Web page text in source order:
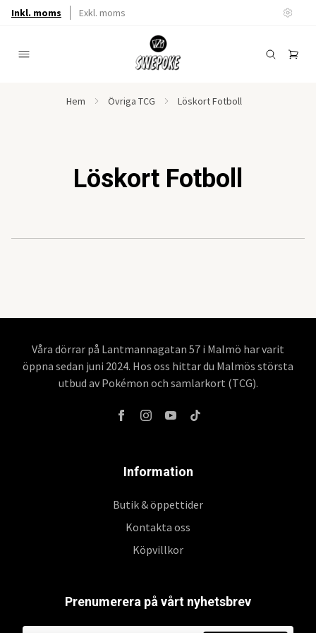
Inkl. moms Exkl. moms
Hem Övriga TCG Löskort Fotboll
Löskort Fotboll
Våra dörrar på Lantmannagatan 57 i Malmö har varit
öppna sedan juni 2024. Hos oss hittar du Malmös största
utbud av Pokémon och samlarkort (TCG).
Information
Butik & öppettider
Kontakta oss
Köpvillkor
Prenumerera på vårt nyhetsbrev